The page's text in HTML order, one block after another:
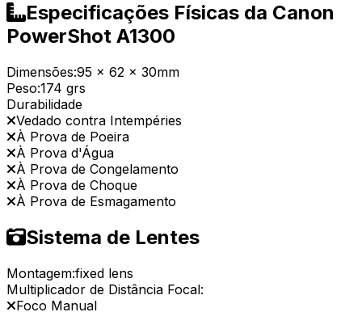
Especificações Físicas da Canon
PowerShot A1300
Dimensões:95 x 62 x 30mm
Peso:174 grs
Durabilidade
Vedado contra Intempéries
À Prova de Poeira
À Prova d'Água
À Prova de Congelamento
À Prova de Choque
À Prova de Esmagamento
Sistema de Lentes
Montagem:fixed lens
Multiplicador de Distância Focal:
Foco Manual